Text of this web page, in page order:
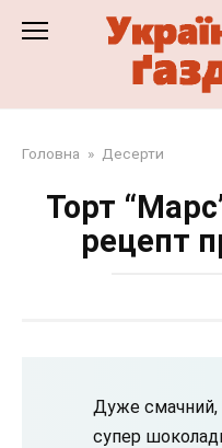
Головна » Десерти
Торт
рецепт
Дуже смачний,
супер